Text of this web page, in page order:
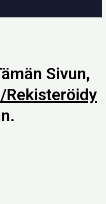
Sivun,
rekisteröidy